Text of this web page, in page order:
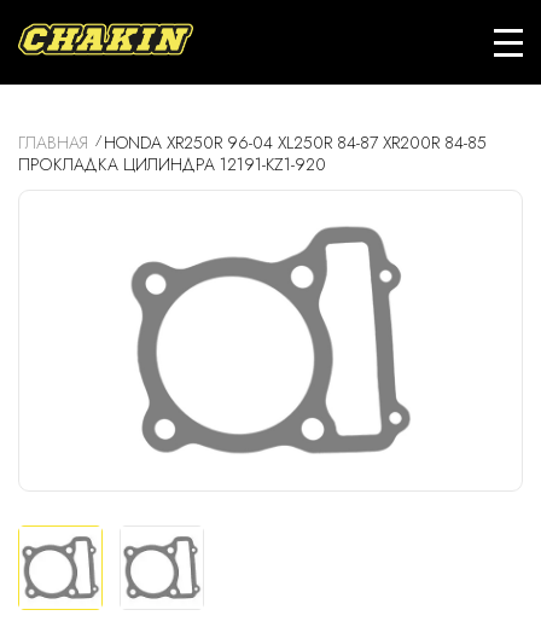
ГЛАВНАЯ
HONDA XR250R 96-04 XL250R 84-87 XR200R 84-85
ПРОКЛАДКА ЦИЛИНДРА 12191-KZ1-920